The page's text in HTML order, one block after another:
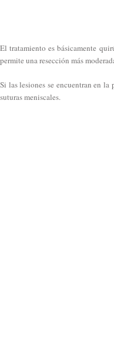
El tratamiento es básicamente
permite una resección más
Si las lesiones se encuentran en
suturas meniscales.